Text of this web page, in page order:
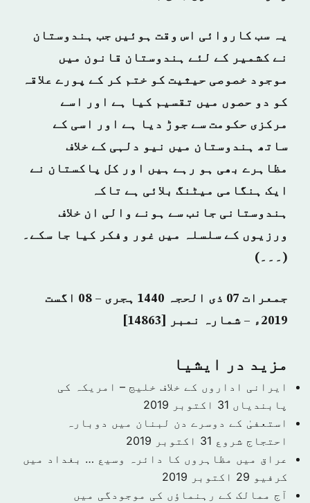
یہ سب کاروائی اس وقت ہوئیں جب ہندوستان
نے کشمیر کے لئے ہندوستان قانون میں
موجود خصوصی حیثیت کو ختم کر کے پورے علاقہ
کو دو حصوں میں تقسیم کیا ہے اور اسے
مرکزی حکومت سے جوڑ دیا ہے اور اسی کے
ساتھ ہندوستان میں نیو دلہی کے خلاف
مظاہرے بھی ہو رہے ہیں اور کل پاکستان نے
ایک ہنگامی میٹنگ بلائی ہے تاکہ
ہندوستانی جانب سے ہونے والی ان خلاف
ورزیوں کے سلسلہ میں غور وفکر کیا جا سکے۔
(۔۔۔)
جمعرات 07 ذی الحجہ 1440 ہجری – 08 اگست
2019ء – شمارہ نمبر [14863]
مزید در ايشيا
ایرانی اداروں کے خلاف خلیج – امریکہ کی
پابندیاں 31 اکتوبر 2019
استعفیٰ کے دوسرے دن لبنان میں دوبارہ
احتجاج شروع 31 اکتوبر 2019
عراق میں مظاہروں کا دائرہ وسیع … بغداد میں
کرفیو 29 اکتوبر 2019
آج ممالک کے رہنماؤں کی موجودگی میں